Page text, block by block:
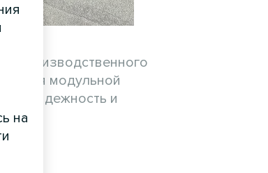
производственного
модульной
надежность и
на